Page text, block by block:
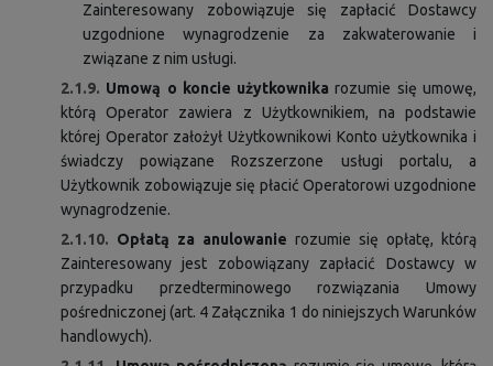
Zainteresowany zobowiązuje się zapłacić Dostawcy
uzgodnione wynagrodzenie za zakwaterowanie i
związane z nim usługi.
2.1.9. Umową o koncie użytkownika rozumie się umowę,
którą Operator zawiera z Użytkownikiem, na podstawie
której Operator założył Użytkownikowi Konto użytkownika i
świadczy powiązane Rozszerzone usługi portalu, a
Użytkownik zobowiązuje się płacić Operatorowi uzgodnione
wynagrodzenie.
2.1.10. Opłatą za anulowanie rozumie się opłatę, którą
Zainteresowany jest zobowiązany zapłacić Dostawcy w
przypadku przedterminowego rozwiązania Umowy
pośredniczonej (art. 4 Załącznika 1 do niniejszych Warunków
handlowych).